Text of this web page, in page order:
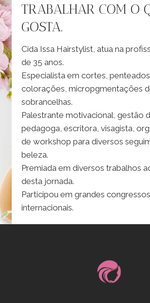
TRABALHAR COM O
GOSTA.
Cida Issa Hairstylist, atua na
de 35 anos.
Especialista em cortes,
colorações, micropgmentações
sobrancelhas.
Palestrante motivacional, gestão
pedagoga, escritora, visagista,
de workshop para diversos
beleza.
Premiada em diversos trabalhos
desta jornada.
Participou em grandes
internacionais.